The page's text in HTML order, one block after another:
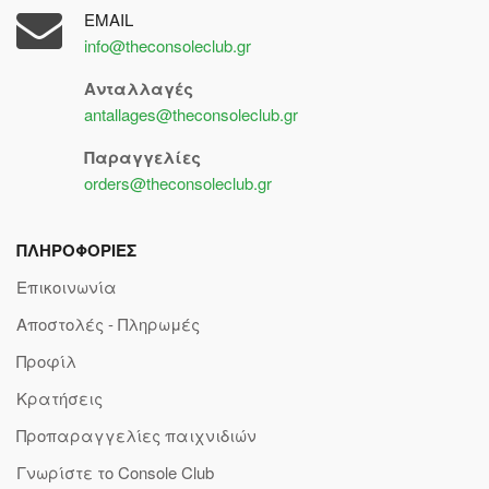
EMAIL
info@theconsoleclub.gr
Ανταλλαγές
antallages@theconsoleclub.gr
Παραγγελίες
orders@theconsoleclub.gr
ΠΛΗΡΟΦΟΡΙΕΣ
Επικοινωνία
Αποστολές - Πληρωμές
Προφίλ
Κρατήσεις
Προπαραγγελίες παιχνιδιών
Γνωρίστε το Console Club